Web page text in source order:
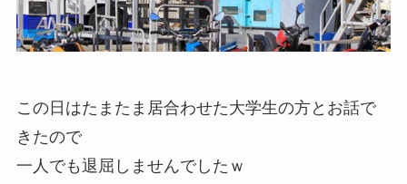
この日はたまたま居合わせた大学生の方とお話で
きたので
一人でも退屈しませんでしたｗ